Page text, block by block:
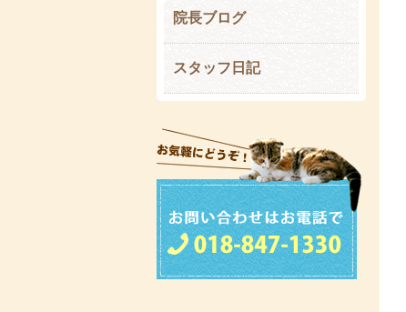
院長ブログ
スタッフ日記